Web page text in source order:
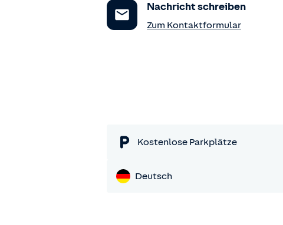
Nachricht schreiben
Zum Kontaktformular
Kostenlose Parkplätze
Deutsch